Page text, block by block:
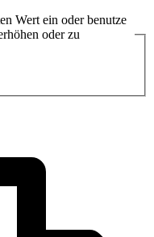
Wert ein oder benutze
oder zu